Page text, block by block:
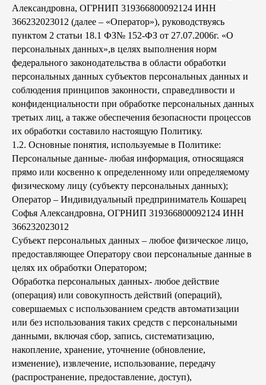
Александровна, ОГРНИП 319366800092124 ИНН
366232023012 (далее – «Оператор»), руководствуясь
пунктом 2 статьи 18.1 ФЗ№ 152-ФЗ от 27.07.2006г. «О
персональных данных»,в целях выполнения норм
федерального законодательства в области обработки
персональных данных субъектов персональных данных и
соблюдения принципов законности, справедливости и
конфиденциальности при обработке персональных данных
третьих лиц, а также обеспечения безопасности процессов
их обработки составило настоящую Политику.
1.2. Основные понятия, используемые в Политике:
Персональные данные- любая информация, относящаяся
прямо или косвенно к определенному или определяемому
физическому лицу (субъекту персональных данных);
Оператор – Индивидуальный предприниматель Кошарец
Софья Александровна, ОГРНИП 319366800092124 ИНН
366232023012
Субъект персональных данных – любое физическое лицо,
предоставляющее Оператору свои персональные данные в
целях их обработки Оператором;
Обработка персональных данных- любое действие
(операция) или совокупность действий (операций),
совершаемых с использованием средств автоматизации
или без использования таких средств с персональными
данными, включая сбор, запись, систематизацию,
накопление, хранение, уточнение (обновление,
изменение), извлечение, использование, передачу
(распространение, предоставление, доступ),